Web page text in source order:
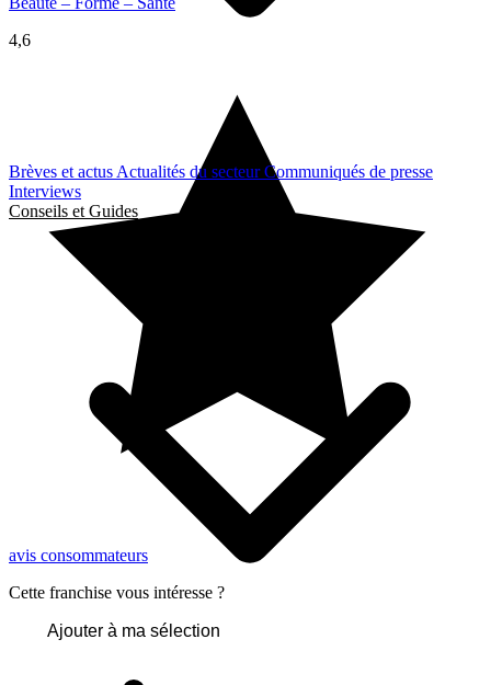
Brèves et actus Actualités du secteurCommuniqués de presse
Interviews
Conseils et Guides
4,6
avis consommateurs
Cette franchise vous intéresse ?
Ajouter à ma sélection